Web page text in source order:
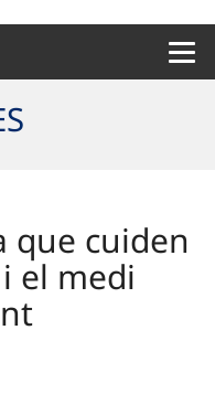
que cuiden
el medi